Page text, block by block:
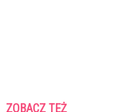
ZOBACZ TEŻ